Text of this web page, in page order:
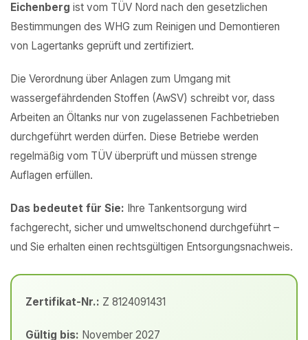
Eichenberg ist vom TÜV Nord nach den gesetzlichen
Bestimmungen des WHG zum Reinigen und Demontieren
von Lagertanks geprüft und zertifiziert.
Die Verordnung über Anlagen zum Umgang mit
wassergefährdenden Stoffen (AwSV) schreibt vor, dass
Arbeiten an Öltanks nur von zugelassenen Fachbetrieben
durchgeführt werden dürfen. Diese Betriebe werden
regelmäßig vom TÜV überprüft und müssen strenge
Auflagen erfüllen.
Das bedeutet für Sie: Ihre Tankentsorgung wird
fachgerecht, sicher und umweltschonend durchgeführt –
und Sie erhalten einen rechtsgültigen Entsorgungsnachweis.
Zertifikat-Nr.: Z 8124091431
Gültig bis: November 2027